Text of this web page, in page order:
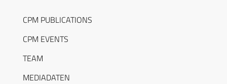
CPM PUBLICATIONS
CPM EVENTS
TEAM
MEDIADATEN